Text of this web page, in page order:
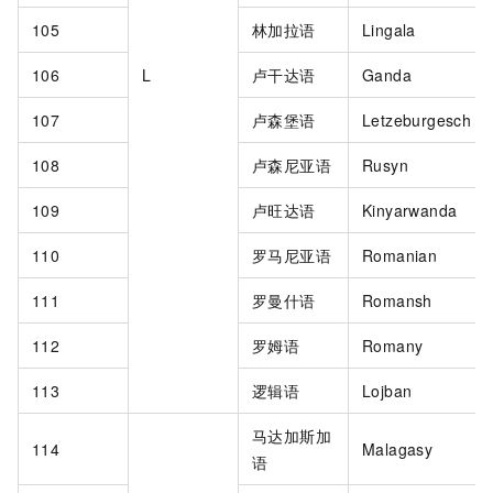
L
105 林加拉语 Lingala
106 卢干达语 Ganda
107 卢森堡语 Letzeburgesch
108 卢森尼亚语 Rusyn
109 卢旺达语 Kinyarwanda
110 罗马尼亚语 Romanian
111 罗曼什语 Romansh
112 罗姆语 Romany
113 逻辑语 Lojban
114
马达加斯加
语
Malagasy